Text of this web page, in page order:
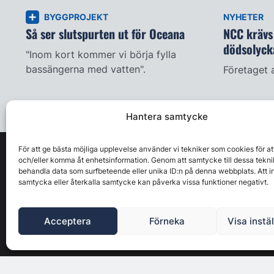
Hantera samtycke
För att ge bästa möjliga upplevelse använder vi tekniker som cookies för
och/eller komma åt enhetsinformation. Genom att samtycke till dessa
behandla data som surfbeteende eller unika ID:n på denna webbplats. Att
samtycka eller återkalla samtycke kan påverka vissa funktioner negativt.
Acceptera Förneka Visa
BYGGPROJEKT
Så ser slutspurten ut för Oceana
"Inom kort kommer vi börja fylla
bassängerna med vatten".
NYHETER
NCC
Företaget